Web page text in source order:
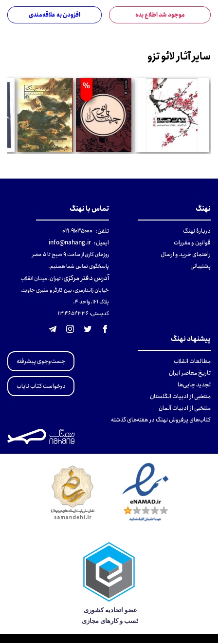
موجود شد اطلاع بده افزودن به علاقه‌مندی
سایر آثار لائو تزو
%
نهنگ
دربارهٔ نهنگ
قوانین و مقررات
راهنمای خرید و ارسال
پشتیبانی
تماس با نهنگ
تلفن: ۹۱۰۳۵۰۰۰-۰۲۱
ایمیل: info@nahang.ir
روزهای کاری از ساعت ۹ صبح تا ۵ عصر
پاسخگوی تماس شما هستیم.
آدرس دفتر مرکزی:تهران، میدان انقلاب
خیابان ژاندارمری، بین کارگر و منیری جاوید،
پلاک 121، واحد ۴.
کدپستی: 131465433۶
پیشنهاد نهنگ
مطالعات انقلاب
تاریخ معاصر ایران
تجدید چاپی‌ها
منتخبی از ادبیات انگلستان
منتخبی از ادبیات آلمان
کتاب‌های پرفروش نهنگ در هفته‌های گذشته
جست‌وجوی پیشرفته
درخواست کتاب نایاب